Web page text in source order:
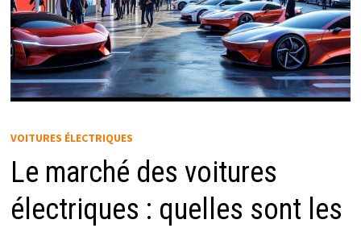
VOITURES ÉLECTRIQUES
Le marché des voitures
électriques : quelles sont les